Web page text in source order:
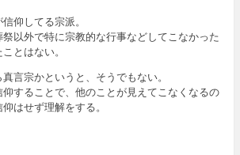
仰してる宗派。
以外で特に宗教的な行事などしてこなかった
とはない。
言宗かというと、そうでもない。
することで、他のことが見えてこなくなるの
はせず理解をする。